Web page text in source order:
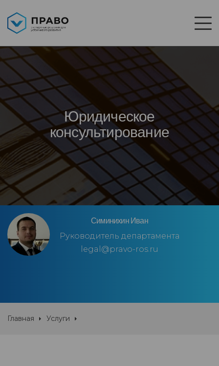
Юридическое
консультирование
Симинихин Иван
Руководитель департамента
legal@pravo-ros.ru
Главная Услуги